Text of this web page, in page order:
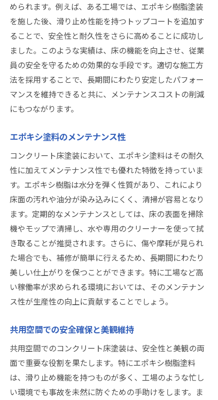
められます。例えば、ある工場では、エポキシ樹脂塗装
を施した後、滑り止め性能を持つトップコートを追加す
ることで、安全性と耐久性をさらに高めることに成功し
ました。このような実績は、床の機能を向上させ、従業
員の安全を守るための効果的な手段です。適切な施工方
法を採用することで、長期間にわたり安定したパフォー
マンスを維持できると共に、メンテナンスコストの削減
にもつながります。
エポキシ塗料のメンテナンス性
コンクリート床塗装において、エポキシ塗料はその耐久
性に加えてメンテナンス性でも優れた特徴を持っていま
す。エポキシ樹脂は水分を弾く性質があり、これにより
床面の汚れや油分が染み込みにくく、清掃が容易となり
ます。定期的なメンテナンスとしては、床の表面を掃除
機やモップで清掃し、水や専用のクリーナーを使って拭
き取ることが推奨されます。さらに、傷や摩耗が見られ
た場合でも、補修が簡単に行えるため、長期間にわたり
美しい仕上がりを保つことができます。特に工場など高
い稼働率が求められる環境においては、そのメンテナン
ス性が生産性の向上に貢献することでしょう。
共用空間での安全確保と美観維持
共用空間でのコンクリート床塗装は、安全性と美観の両
面で重要な役割を果たします。特にエポキシ樹脂塗料
は、滑り止め機能を持つものが多く、工場のような忙し
い環境でも事故を未然に防ぐための手助けをします。ま